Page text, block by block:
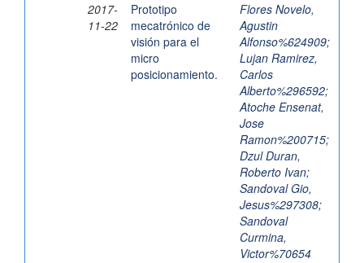
2017-
11-22
Prototipo
mecatrónico de
visión para el
micro
posicionamiento.
Flores Novelo,
Agustin
Alfonso%624909;
Lujan Ramirez,
Carlos
Alberto%296592;
Atoche Ensenat,
Jose
Ramon%200715;
Dzul Duran,
Roberto Ivan;
Sandoval Gio,
Jesus%297308;
Sandoval
Curmina,
Victor%70654